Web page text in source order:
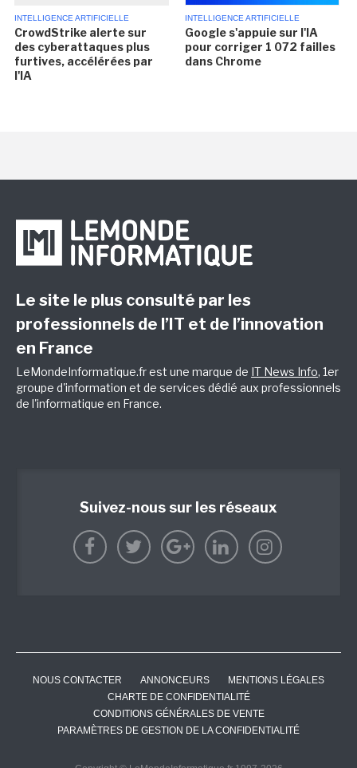
INTELLIGENCE ARTIFICIELLE
CrowdStrike alerte sur
des cyberattaques plus
furtives, accélérées par
l'IA
INTELLIGENCE ARTIFICIELLE
Google s'appuie sur l'IA
pour corriger 1 072 failles
dans Chrome
Le site le plus consulté par les
professionnels de l’IT et de l’innovation
en France
LeMondeInformatique.fr est une marque de IT News Info, 1er
groupe d'information et de services dédié aux professionnels
de l'informatique en France.
Suivez-nous sur les réseaux
NOUS CONTACTER ANNONCEURS
MENTIONS LÉGALES
CHARTE DE CONFIDENTIALITÉ
CONDITIONS GÉNÉRALES DE VENTE
PARAMÈTRES DE GESTION DE LA CONFIDENTIALITÉ